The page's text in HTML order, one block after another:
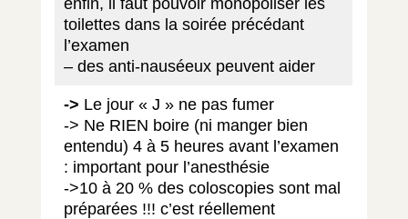
toilettes dans la soirée précédant
l’examen
– des anti-nauséeux peuvent aider
-> Le jour « J » ne pas fumer
-> Ne RIEN boire (ni manger bien
entendu) 4 à 5 heures avant l’examen
: important pour l’anesthésie
->10 à 20 % des coloscopies sont mal
préparées !!! c’est réellement